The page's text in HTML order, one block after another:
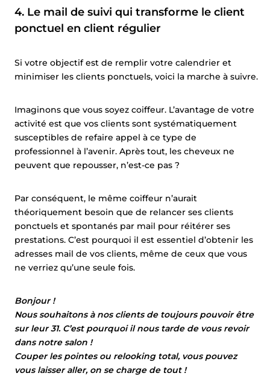
4. Le mail de suivi qui transforme le client
ponctuel en client régulier
Si votre objectif est de remplir votre calendrier et
minimiser les clients ponctuels, voici la marche à suivre.
Imaginons que vous soyez coiffeur. L’avantage de votre
activité est que vos clients sont systématiquement
susceptibles de refaire appel à ce type de
professionnel à l’avenir. Après tout, les cheveux ne
peuvent que repousser, n’est-ce pas ?
Par conséquent, le même coiffeur n’aurait
théoriquement besoin que de relancer ses clients
ponctuels et spontanés par mail pour réitérer ses
prestations. C’est pourquoi il est essentiel d’obtenir les
adresses mail de vos clients, même de ceux que vous
ne verriez qu’une seule fois.
Bonjour !
Nous souhaitons à nos clients de toujours pouvoir être
sur leur 31. C’est pourquoi il nous tarde de vous revoir
dans notre salon !
Couper les pointes ou relooking total, vous pouvez
vous laisser aller, on se charge de tout !